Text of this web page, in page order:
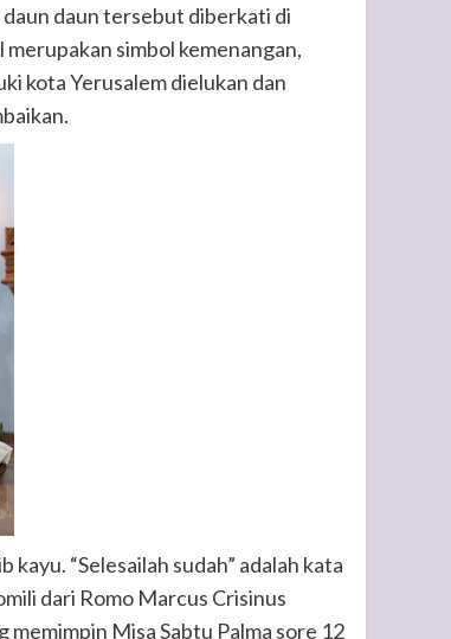
daun daun tersebut diberkati di
simbol kemenangan,
kota Yerusalem dielukan dan
“Selesailah sudah” adalah kata
dari Romo Marcus Crisinus
Misa Sabtu Palma sore 12